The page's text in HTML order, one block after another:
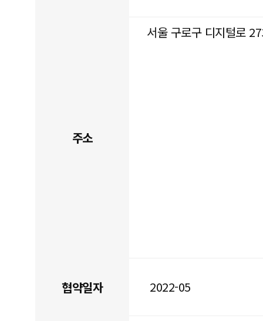
주소
서울 구로구 디지털로
협약일자 2022-05